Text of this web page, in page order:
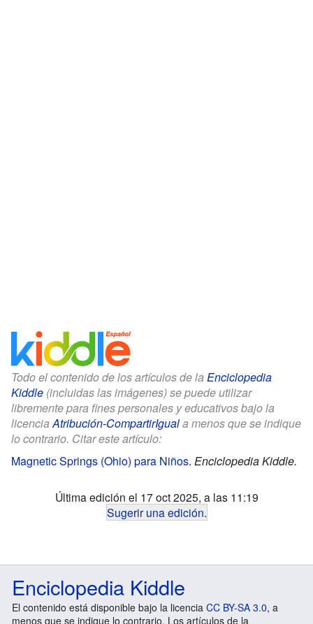
Todo el contenido de los artículos de la Enciclopedia
Kiddle (incluidas las imágenes) se puede utilizar
libremente para fines personales y educativos bajo la
licenciaAtribución-CompartirIguala menos que se indique
lo contrario. Citar este artículo:
Magnetic Springs (Ohio) para Niños. Enciclopedia Kiddle.
Última edición el 17 oct 2025, a las 11:19
Sugerir una edición.
Enciclopedia Kiddle
El contenido está disponible bajo la licencia CC BY-SA 3.0, a
menos que se indique lo contrario. Los artículos de la